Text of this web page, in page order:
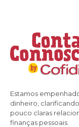
Estamos
dinheiro,
pouco claras
finanças pessoais.